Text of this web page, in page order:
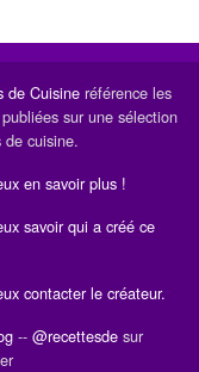
de Cuisine référence les
sur une sélection
de cuisine.
en savoir plus !
savoir qui a créé ce
contacter le créateur.
-- @recettesde sur